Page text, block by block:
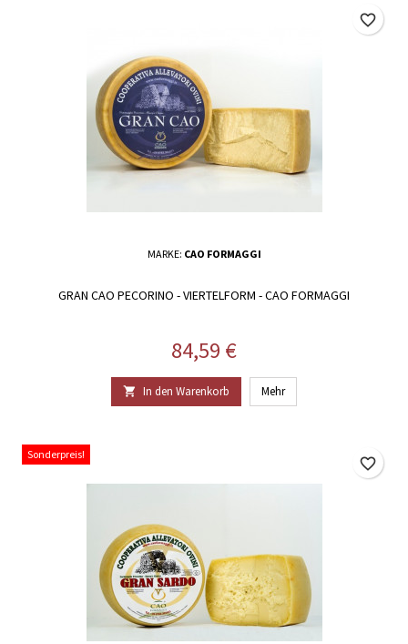
MARKE: CAO FORMAGGI
GRAN CAO PECORINO - VIERTELFORM - CAO FORMAGGI
Preis
84,59 €
 In den Warenkorb Mehr
favorite_border
Sonderpreis!
favorite_border